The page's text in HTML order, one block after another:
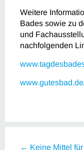
Weitere
Bades sowie zu
und
nachfolgenden
← Keine Mittel für